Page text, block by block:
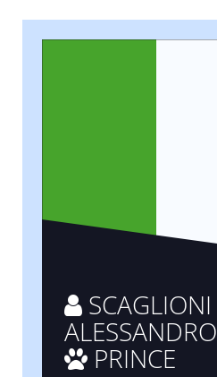
SCAGLIONI
ALESSANDRO
PRINCE